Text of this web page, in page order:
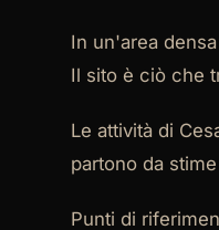
In un'area
Il sito è ciò che
Le attività di
partono da
Punti di